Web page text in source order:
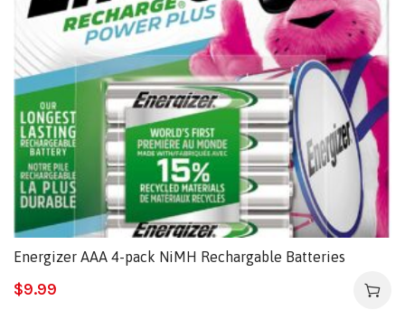
Energizer AAA 4-pack NiMH Rechargable Batteries
$9.99